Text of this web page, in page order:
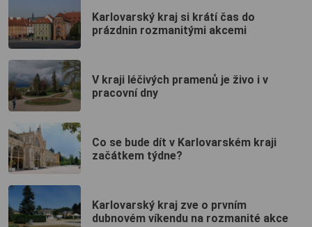
Karlovarský kraj si krátí čas do
prázdnin rozmanitými akcemi
V kraji léčivých pramenů je živo i v
pracovní dny
Co se bude dít v Karlovarském kraji
začátkem týdne?
Karlovarský kraj zve o prvním
dubnovém víkendu na rozmanité akce